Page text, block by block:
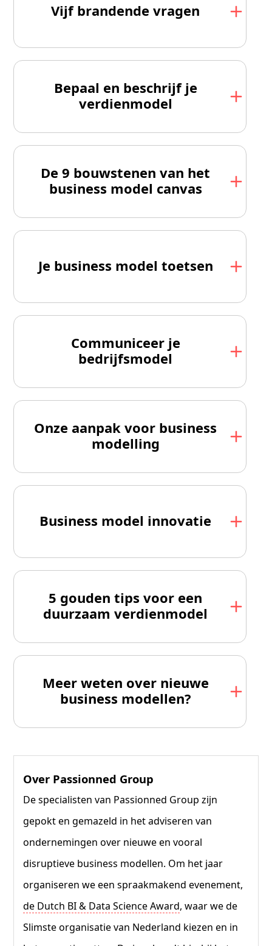
Vijf brandende vragen
Bepaal en beschrijf je
verdienmodel
De 9 bouwstenen van het
business model canvas
Je business model toetsen
Communiceer je
bedrijfsmodel
Onze aanpak voor business
modelling
Business model innovatie
5 gouden tips voor een
duurzaam verdienmodel
Meer weten over nieuwe
business modellen?
Over Passionned Group
De specialisten van Passionned Group zijn
gepokt en gemazeld in het adviseren van
ondernemingen over nieuwe en vooral
disruptieve business modellen. Om het jaar
organiseren we een spraakmakend evenement,
de Dutch BI & Data Science Award, waar we de
Slimste organisatie van Nederland kiezen en in